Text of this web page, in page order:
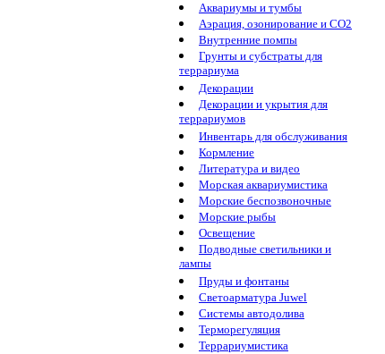
Аквариумы и тумбы
Аэрация, озонирование и CO2
Внутренние помпы
Грунты и субстраты для
террариума
Декорации
Декорации и укрытия для
террариумов
Инвентарь для обслуживания
Кормление
Литература и видео
Морская аквариумистика
Морские беспозвоночные
Морские рыбы
Освещение
Подводные светильники и
лампы
Пруды и фонтаны
Светоарматура Juwel
Системы автодолива
Терморегуляция
Террариумистика